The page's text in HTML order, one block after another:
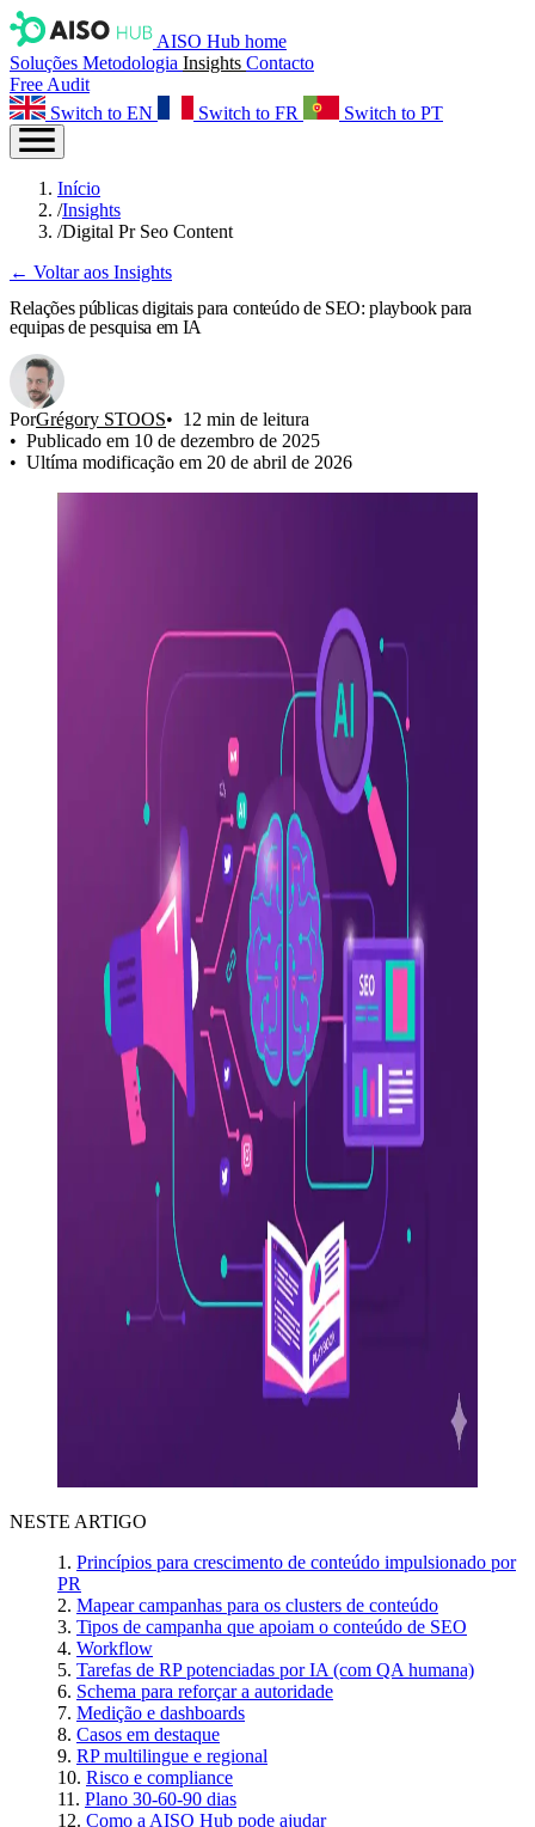
AISO Hub home
Soluções Metodologia Insights Contacto
Free Audit
Switch to EN
Switch to FR Switch to PT
Início
/Insights
/Digital Pr Seo Content
← Voltar aos Insights
Relações públicas digitais para conteúdo de SEO: playbook para
equipas de pesquisa em IA
PorGrégory STOOS
12 min de leitura
Publicado em 10 de dezembro de 2025
Ultíma modificação em 20 de abril de 2026
NESTE ARTIGO
Princípios para crescimento de conteúdo impulsionado por
PR
Mapear campanhas para os clusters de conteúdo
Tipos de campanha que apoiam o conteúdo de SEO
Workflow
Tarefas de RP potenciadas por IA (com QA humana)
Schema para reforçar a autoridade
Medição e dashboards
Casos em destaque
RP multilingue e regional
Risco e compliance
Plano 30-60-90 dias
Como a AISO Hub pode ajudar